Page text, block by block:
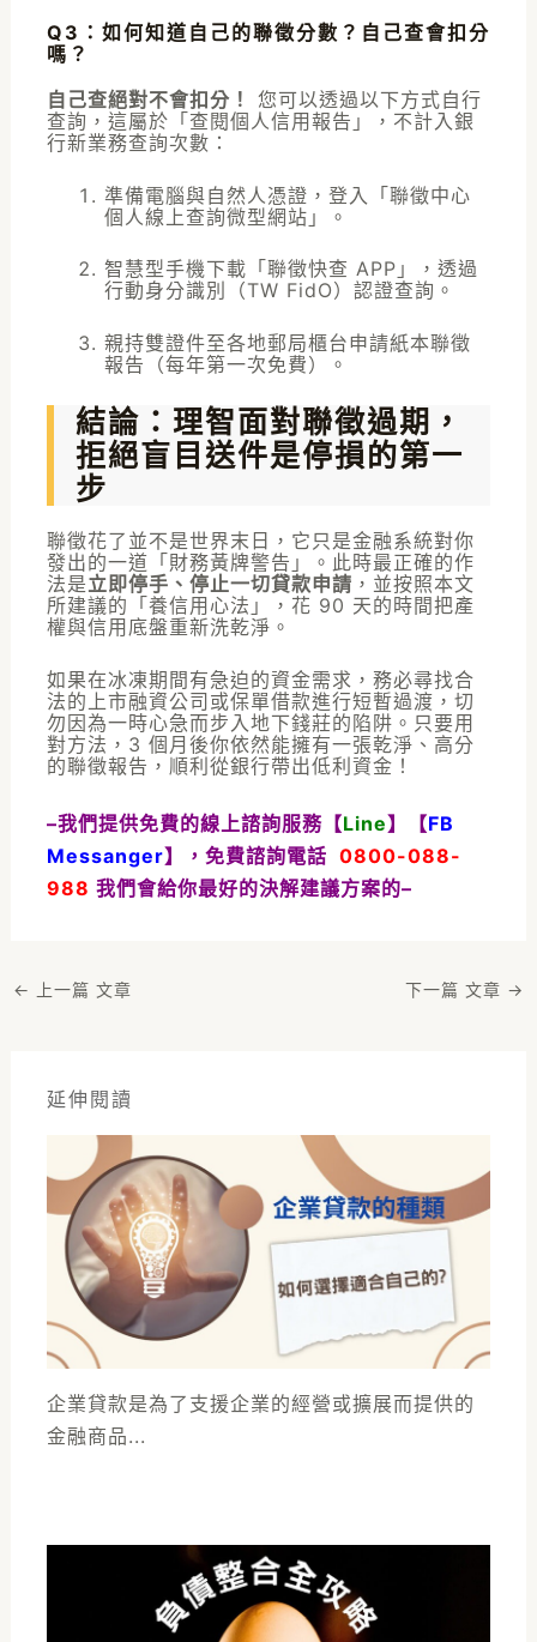
Q3：如何知道自己的聯徵分數？自己查會扣分
嗎？
自己查絕對不會扣分！
您可以透過以下方式自行
查詢，這屬於「查閱個人信用報告」，不計入銀
行新業務查詢次數：
準備電腦與自然人憑證，登入「聯徵中心
個人線上查詢微型網站」。
智慧型手機下載「聯徵快查 APP」，透過
行動身分識別（TW FidO）認證查詢。
親持雙證件至各地郵局櫃台申請紙本聯徵
報告（每年第一次免費）。
結論：理智面對聯徵過期，
拒絕盲目送件是停損的第一
步
聯徵花了並不是世界末日，它只是金融系統對你
發出的一道「財務黃牌警告」。此時最正確的作
法是立即停手、停止一切貸款申請 ，並按照本文
所建議的「養信用心法」，花 90 天的時間把產
權與信用底盤重新洗乾淨。
如果在冰凍期間有急迫的資金需求，務必尋找合
法的上市融資公司或保單借款進行短暫過渡，切
勿因為一時心急而步入地下錢莊的陷阱。只要用
對方法，3 個月後你依然能擁有一張乾淨、高分
的聯徵報告，順利從銀行帶出低利資金！
–我們提供免費的線上諮詢服務【Line】【FB
Messanger】，免費諮詢電話 0800-088-
988 我們會給你最好的決解建議方案的–
← 上一篇 文章 下一篇 文章 →
延伸閱讀
企業貸款是為了支援企業的經營或擴展而提供的
金融商品...